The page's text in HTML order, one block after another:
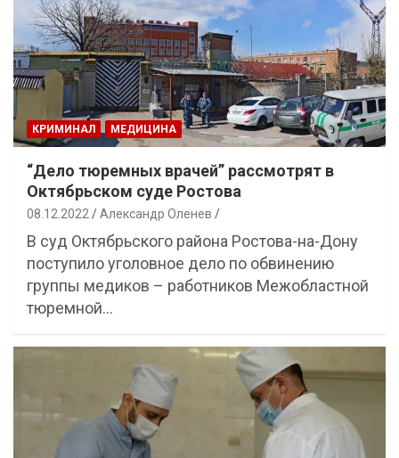
КРИМИНАЛ МЕДИЦИНА
“Дело тюремных врачей” рассмотрят в
Октябрьском суде Ростова
08.12.2022 Александр Оленев
В суд Октябрьского района Ростова-на-Дону
поступило уголовное дело по обвинению
группы медиков – работников Межобластной
тюремной…